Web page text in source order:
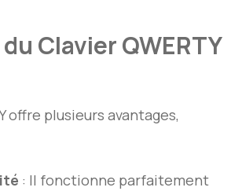
Clavier QWERTY
offre plusieurs avantages,
: Il fonctionne parfaitement